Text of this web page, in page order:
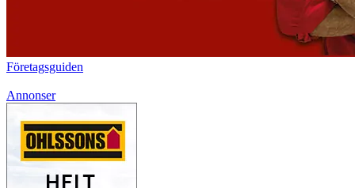
Företagsguiden
Annonser